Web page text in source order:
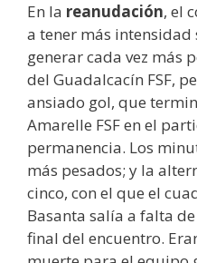
En la reanudación, el
a tener más intensidad
generar cada vez más
del Guadalcacín FSF,
ansiado gol, que
Amarelle FSF en el
permanencia. Los
más pesados; y la
cinco, con el que el
Basanta salía a falta
final del encuentro.